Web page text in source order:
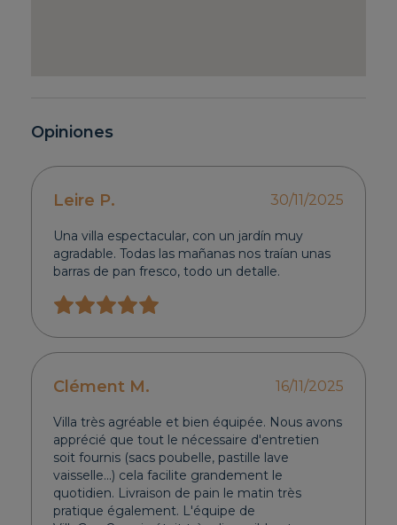
Opiniones
Leire P. 30/11/2025
Una villa espectacular, con un jardín muy
agradable. Todas las mañanas nos traían unas
barras de pan fresco, todo un detalle.
Clément M. 16/11/2025
Villa très agréable et bien équipée. Nous avons
apprécié que tout le nécessaire d'entretien
soit fournis (sacs poubelle, pastille lave
vaisselle...) cela facilite grandement le
quotidien. Livraison de pain le matin très
pratique également. L'équipe de